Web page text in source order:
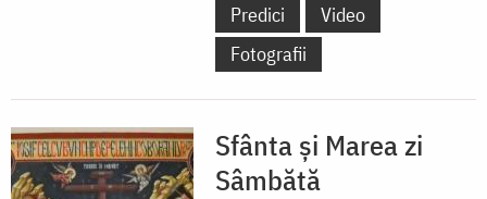
Predici
Video
Fotografii
Sfânta și Marea zi
Sâmbătă